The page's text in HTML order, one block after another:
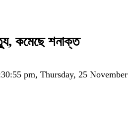
কমেছে শনাক্ত
pm, Thursday, 25 November